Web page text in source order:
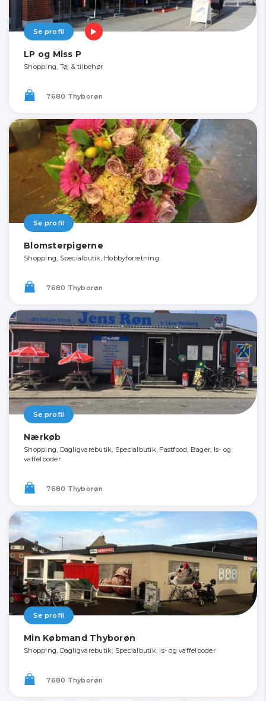
Se profil
LP og Miss P
Shopping, Tøj & tilbehør
7680 Thyborøn
Se profil
Blomsterpigerne
Shopping, Specialbutik, Hobbyforretning
7680 Thyborøn
Se profil
Nærkøb
Shopping, Dagligvarebutik, Specialbutik, Fastfood, Bager, Is- og
vaffelboder
7680 Thyborøn
Se profil
Min Købmand Thyborøn
Shopping, Dagligvarebutik, Specialbutik, Is- og vaffelboder
7680 Thyborøn